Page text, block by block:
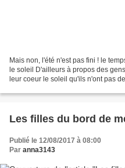
Mais non, l'été n'est pas fini ! le
le soleil D'ailleurs à propos des
leur coeur le soleil qu'ils n'ont pas
Les filles du bord de
Publié le 12/08/2017 à 08:00
Par anna3143